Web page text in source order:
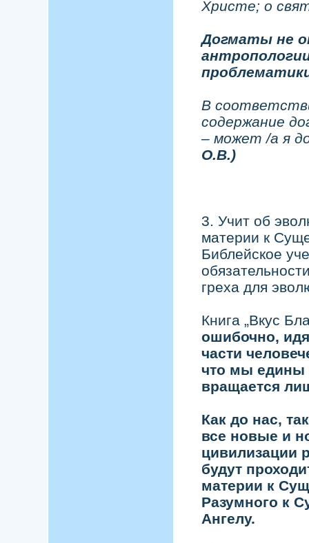
Христе; о
Догматы не
В
содержание
– может /а я
О.В.)
3. Учит об
материи к
Библейское
греха для
Книга „Вкус
ошибочно,
части
что мы едины
вращается
Как до нас,
все новые и
цивилизации
будут
материи к
Разумного к
Ангелу.